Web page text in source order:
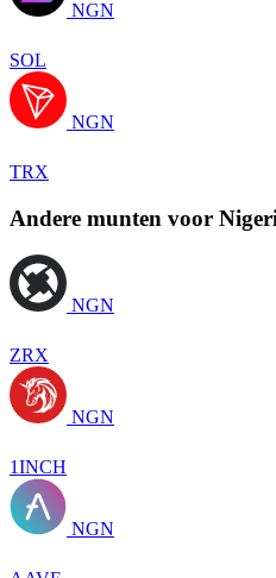
NGN
SOL
NGN
TRX
Andere munten voor
NGN
ZRX
NGN
1INCH
NGN